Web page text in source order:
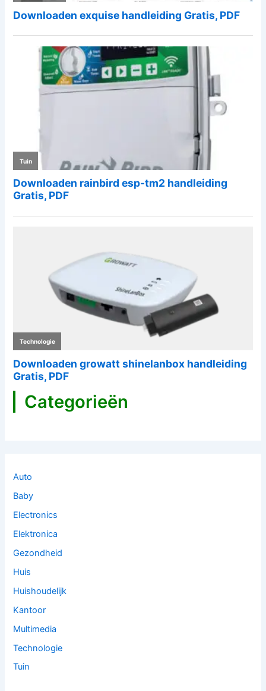
Categorieën
Auto
Baby
Electronics
Elektronica
Gezondheid
Huis
Huishoudelijk
Kantoor
Multimedia
Technologie
Tuin